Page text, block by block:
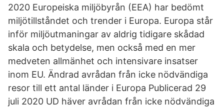
2020 Europeiska miljöbyrån (EEA) har bedömt
miljötillståndet och trender i Europa. Europa står
inför miljöutmaningar av aldrig tidigare skådad
skala och betydelse, men också med en mer
medveten allmänhet och intensivare insatser
inom EU. Ändrad avrådan från icke nödvändiga
resor till ett antal länder i Europa Publicerad 29
juli 2020 UD häver avrådan från icke nödvändiga